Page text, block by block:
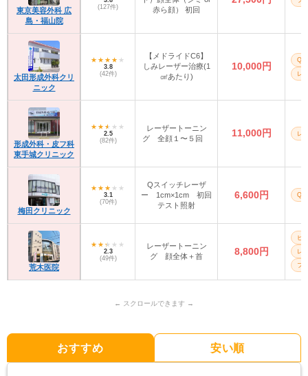
東京美容外科 広
島・福山院
(127件)
赤ら顔） 初回
太田形成外科クリ
ニック
3.8
(42件)
【メドライドC6】
しみレーザー治療(1
㎠あたり)
10,000円
Q
レ
形成外科・皮フ科
東手城クリニック
2.5
(82件)
レーザートーニン
グ 全顔１〜５回
11,000円 レ
梅田クリニック
3.1
(70件)
Qスイッチレーザ
ー 1cm×1cm 初回
テスト照射
6,600円 Q
荒木医院
2.3
(49件)
レーザートーニン
グ 顔全体＋首
8,800円
ピ
レ
フ
おすすめ 安い順